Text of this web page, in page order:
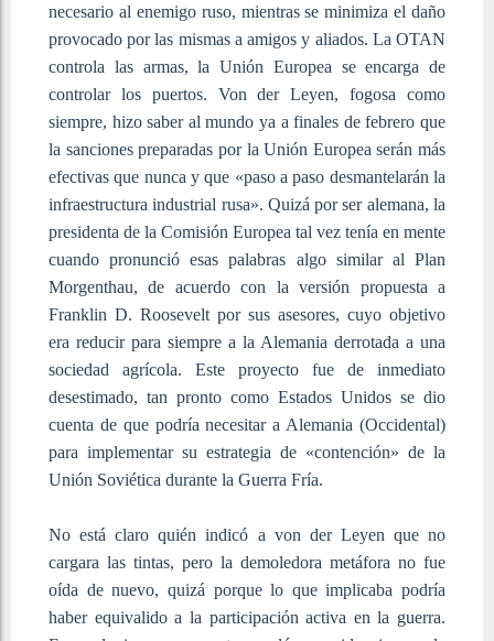
necesario al enemigo ruso, mientras se minimiza el daño
provocado por las mismas a amigos y aliados. La OTAN
controla las armas, la Unión Europea se encarga de
controlar los puertos. Von der Leyen, fogosa como
siempre, hizo saber al mundo ya a finales de febrero que
la sanciones preparadas por la Unión Europea serán más
efectivas que nunca y que «paso a paso desmantelarán la
infraestructura industrial rusa». Quizá por ser alemana, la
presidenta de la Comisión Europea tal vez tenía en mente
cuando pronunció esas palabras algo similar al Plan
Morgenthau, de acuerdo con la versión propuesta a
Franklin D. Roosevelt por sus asesores, cuyo objetivo
era reducir para siempre a la Alemania derrotada a una
sociedad agrícola. Este proyecto fue de inmediato
desestimado, tan pronto como Estados Unidos se dio
cuenta de que podría necesitar a Alemania (Occidental)
para implementar su estrategia de «contención» de la
Unión Soviética durante la Guerra Fría.
No está claro quién indicó a von der Leyen que no
cargara las tintas, pero la demoledora metáfora no fue
oída de nuevo, quizá porque lo que implicaba podría
haber equivalido a la participación activa en la guerra.